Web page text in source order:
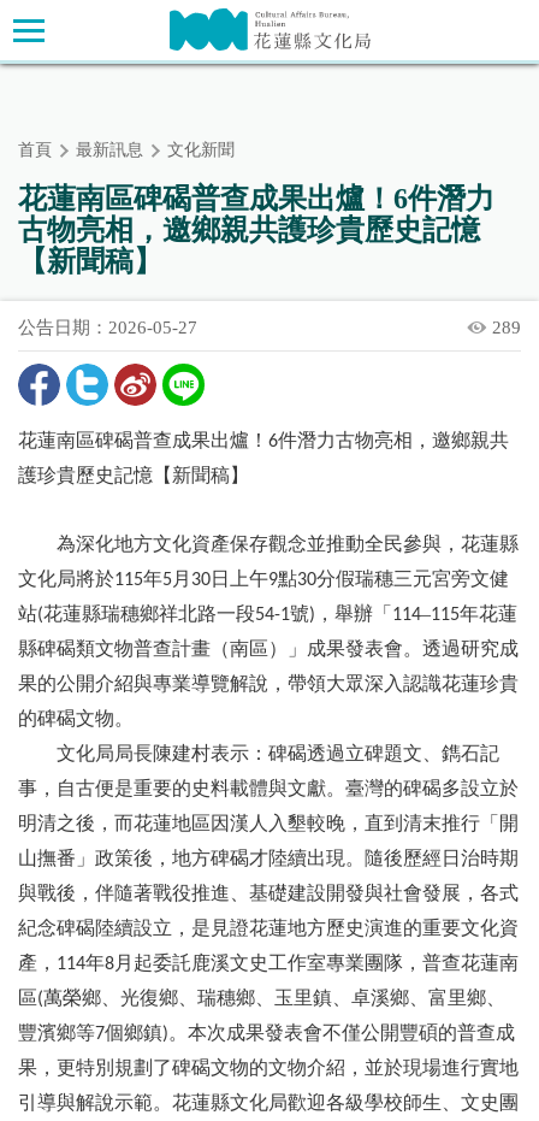
跳
到
主
主要內容區塊
首頁 最新訊息 文化新聞
花蓮南區碑碣普查成果出爐！6件潛力
古物亮相，邀鄉親共護珍貴歷史記憶
【新聞稿】
公告日期：2026-05-27 289
花蓮南區碑碣普查成果出爐！6件潛力古物亮相，邀鄉親共
護珍貴歷史記憶【新聞稿】
為深化地方文化資產保存觀念並推動全民參與，花蓮縣
文化局將於115年5月 30日上午9點30分假瑞穗三元宮旁文健
站(花蓮縣瑞穗鄉祥北路一段54-1號) ，舉辦「 114–115年花蓮
縣碑碣類文物普查計畫（南區）」成果發表會。透過研究成
果的公開介紹與專業導覽解說，帶領大眾深入認識花蓮珍貴
的碑碣文物。
文化局局長陳建村表示：碑碣透過立碑題文、鐫石記
事，自古便是重要的史料載體與文獻。臺灣的碑碣多設立於
明清之後，而花蓮地區因漢人入墾較晚，直到清末推行「開
山撫番」政策後，地方碑碣才陸續出現。隨後歷經日治時期
與戰後，伴隨著戰役推進、基礎建設開發與社會發展，各式
紀念碑碣陸續設立，是見證花蓮地方歷史演進的重要文化資
產， 114年8月起委託鹿溪文史工作室專業團隊，普查花蓮南
區(萬榮鄉、光復鄉、瑞穗鄉、玉里鎮、卓溪鄉、富里鄉、
豐濱鄉等7個鄉鎮)。本次成果發表會不僅公開豐碩的普查成
果，更特別規劃了碑碣文物的文物介紹，並於現場進行實地
引導與解說示範。花蓮縣文化局歡迎各級學校師生、文史團